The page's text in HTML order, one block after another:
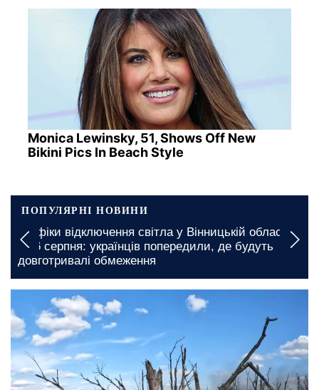
Monica Lewinsky, 51, Shows Off New
Bikini Pics In Beach Style
ПОПУЛЯРНІ НОВИНИ
Графіки відключення світла у Вінницькій області
на 6 серпня: українців попередили, де будуть
довготривалі обмеження
16 листопада, 12:25